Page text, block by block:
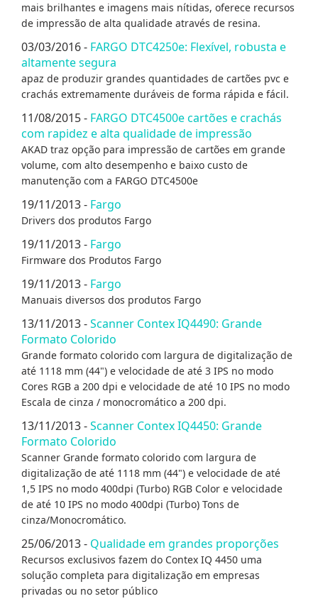
mais brilhantes e imagens mais nítidas, oferece recursos
de impressão de alta qualidade através de resina.
03/03/2016 - FARGO DTC4250e: Flexível, robusta e
altamente segura
apaz de produzir grandes quantidades de cartões pvc e
crachás extremamente duráveis de forma rápida e fácil.
11/08/2015 - FARGO DTC4500e cartões e crachás
com rapidez e alta qualidade de impressão
AKAD traz opção para impressão de cartões em grande
volume, com alto desempenho e baixo custo de
manutenção com a FARGO DTC4500e
19/11/2013 - Fargo
Drivers dos produtos Fargo
19/11/2013 - Fargo
Firmware dos Produtos Fargo
19/11/2013 - Fargo
Manuais diversos dos produtos Fargo
13/11/2013 -Scanner Contex IQ4490: Grande
Formato Colorido
Grande formato colorido com largura de digitalização de
até 1118 mm (44") e velocidade de até 3 IPS no modo
Cores RGB a 200 dpi e velocidade de até 10 IPS no modo
Escala de cinza / monocromático a 200 dpi.
13/11/2013 -Scanner Contex IQ4450: Grande
Formato Colorido
Scanner Grande formato colorido com largura de
digitalização de até 1118 mm (44") e velocidade de até
1,5 IPS no modo 400dpi (Turbo) RGB Color e velocidade
de até 10 IPS no modo 400dpi (Turbo) Tons de
cinza/Monocromático.
25/06/2013 - Qualidade em grandes proporções
Recursos exclusivos fazem do Contex IQ 4450 uma
solução completa para digitalização em empresas
privadas ou no setor público